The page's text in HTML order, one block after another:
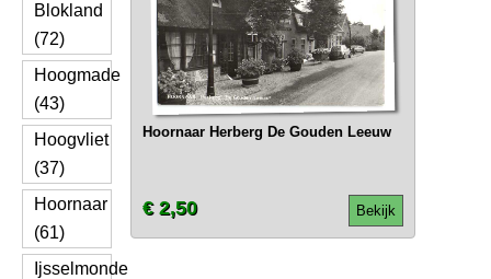
Blokland
(72)
Hoogmade
(43)
Hoogvliet
(37)
Hoornaar
(61)
Ijsselmonde
Hoornaar Herberg De Gouden Leeuw
Bekijk
€ 2,50